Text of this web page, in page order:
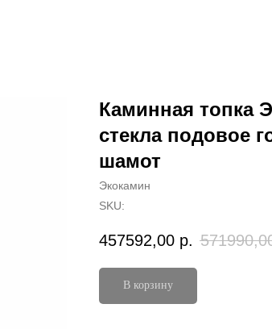
Каминная топка
стекла подовое
шамот
Экокамин
SKU:
457592,00 р.
В корзину